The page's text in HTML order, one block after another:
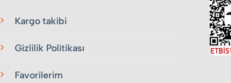
Kargo takibi
Gizlilik Politikası
Favorilerim